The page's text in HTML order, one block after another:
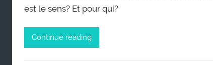
est le sens? Et pour qui?
Continue reading